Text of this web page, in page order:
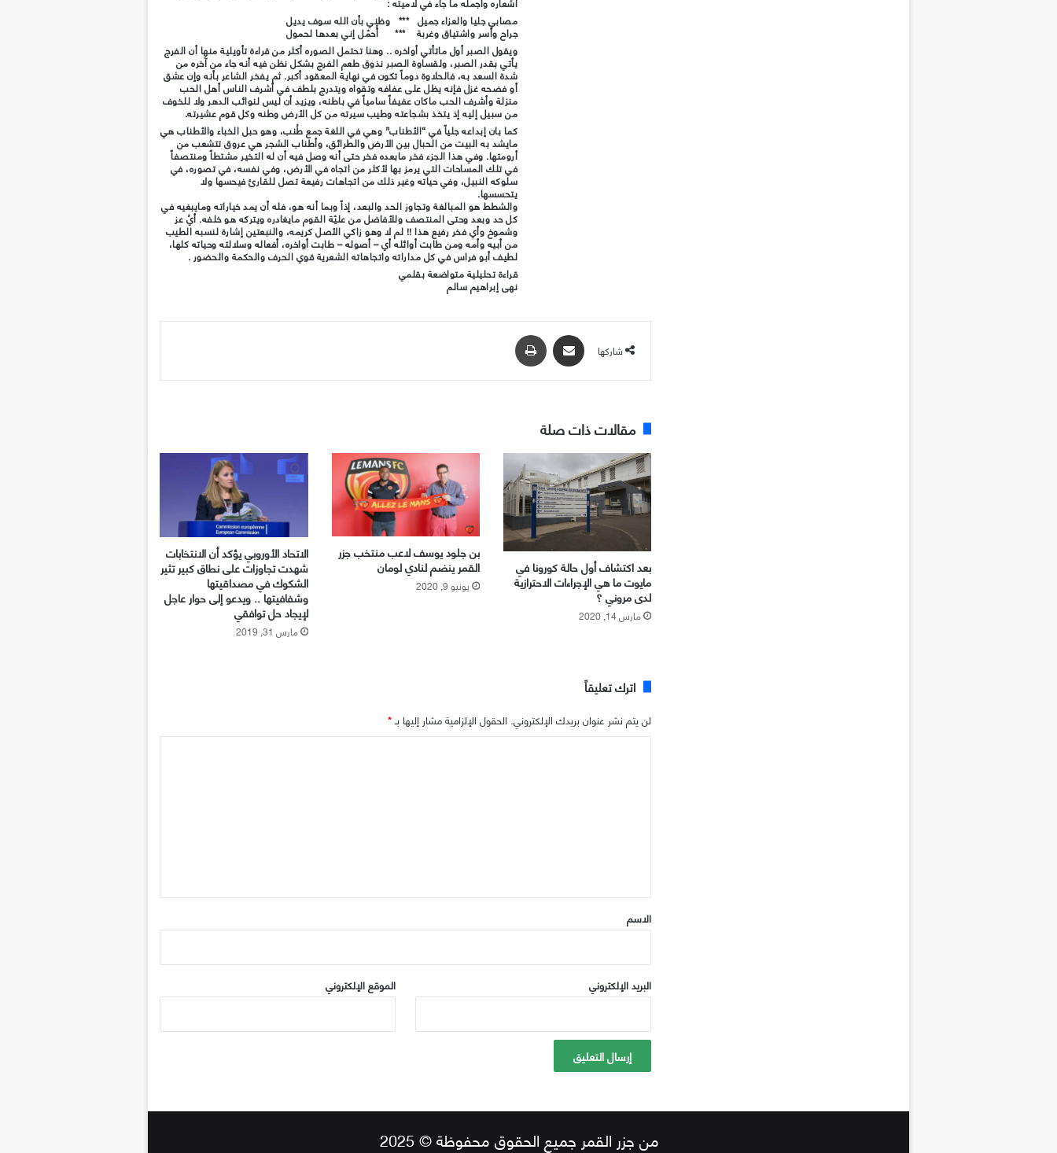
مصابي جليا والعزاء جميل *** وظني بأن الله سوف يديل
جراح وأسر واشتياق وغربة *** أُحمّل إني بعدها لحمول
ويقول الصبر أول ماتأتي أواخره .. وهنا تحتمل الصوره أكثر من قراءة تأويلية منها أن الفرج
يأتي بقدر الصبر، ولقساوة الصبر نذوق طعم الفرج بشكل نظن فيه أنه جاء من آخره من
شدة السعد به، فالحلاوة دوماً تكون في نهاية المعقود أكبر. ثم يفخر الشاعر بأنه وإن عشق
أو فضحه غزل فإنه يظل على عفافه وتقواه ويتدرج بلطف في أشرف الناس أهل الحب
منزلة وأشرف الحب ماكان عفيفاً سامياً في باطنه، ويزيد أن ليس لنوائب الدهر ولا للخوف
من سبيل إليه إذ يتخذ بشجاعته وطيب سيرته من كل الأرض وطنه وكل قوم عشيرته.
كما بان إبداعه جلياً في “الأطناب” وهي في اللغة جمع طُنب، وهو حبل الخباء والأطناب هي
مايشد به البيت من الحبال بين الأرض والطرائق، وأطناب الشجر هي عروق تتشعب من
أرومتها. وفي هذا الجزء فخر مابعده فخر حتى أنه وصل فيه أن له التخير مشتطاً ومنتصفاً
في تلك المساحات التي يرمز بها لأكثر من اتجاه في الأرض، وفي نفسه، في تصوره، في
سلوكه النبيل، وفي حياته وغير ذلك من اتجاهات رفيعة تصل للقارئ فيحسها ولا
يتحسسها.
والشطط هو المبالغة وتجاوز الحد والبعد، إذاً وبما أنه هو، فله أن يمد خياراته ومايبغيه في
كل حد وبعد وحتى المنتصف وللأفاضل من عليّة القوم مايغادره ويتركه هو خلفه. أيُ عز
وشموخ وأي فخر رفيع هذا !! لم لا وهو زاكي الأصل كريمه، والنبعتين إشارة لنسبه الطيب
من أبيه وأمه ومن طابت أوائله أي – أصوله – طابت أواخره، أفعاله وسلالته وحياته كلها،
لطيف أبو فراس في كل مداراته واتجاهاته الشعرية قوي الحرف والحكمة والحضور .
قراءة تحليلية متواضعة بقلمي
نهى إبراهيم سالم
شاركها
مقالات ذات صلة
بعد اكتشاف أول حالة كورونا في
مايوت ما هي الإجراءات الاحترازية
لدى مروني ؟
مارس 14, 2020
بن جلود يوسف لاعب منتخب جزر
القمر ينضم لنادي لومان
يونيو 9, 2020
الاتحاد الأوروبي يؤكد أن الانتخابات
شهدت تجاوزات على نطاق كبير تثير
الشكوك في مصداقيتها
وشفافيتها .. ويدعو إلى حوار عاجل
لإيجاد حل توافقي
مارس 31, 2019
اترك تعليقاً
لن يتم نشر عنوان بريدك الإلكتروني. الحقول الإلزامية مشار إليها بـ*
*
الاسم
البريد الإلكتروني الموقع الإلكتروني
من جزر القمر جميع الحقوق محفوظة © 2025